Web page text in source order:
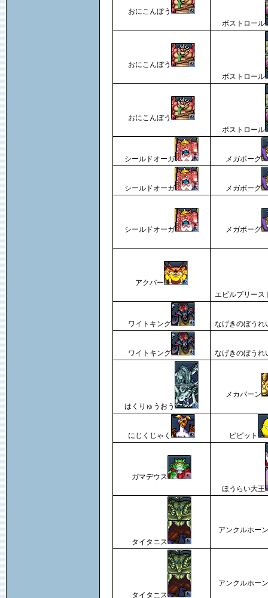
おにこんぼう
ボストロール
おにこんぼう
ボストロール
おにこんぼう
ボストロール
シールドオーガ メガボーグ
シールドオーガ メガボーグ
シールドオーガ メガボーグ
アクバー
エビルプリース
ワイトキング なげきのぼうれ
ワイトキング なげきのぼうれ
はくりゅうおう
メカバーン
にじくじゃく ピピット
ガマデウス
ほうらい大王
タイタニス
アンクルホーン
タイタニス
アンクルホーン